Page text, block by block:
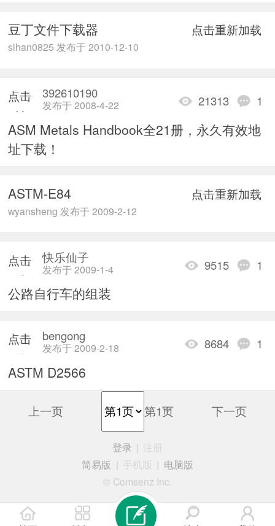
豆丁文件下载器
slhan0825 发布于 2010-12-10
点击重新加载
点击
重新
加载
21313 1
392610190
发布于 2008-4-22
ASM Metals Handbook全21册，永久有效地
址下载！
ASTM-E84
wyansheng 发布于 2009-2-12
点击重新加载
点击
重新
加载
9515 1
快乐仙子
发布于 2009-1-4
公路自行车的组装
点击
重新
加载
8684 1
bengong
发布于 2009-2-18
ASTM D2566
上一页 第1页 下一页
登录
注册
简易版
手机版
电脑版
© Comsenz Inc.